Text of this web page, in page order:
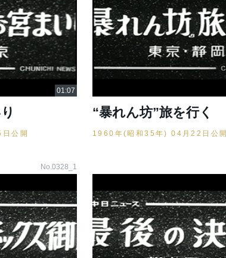
公開
“暴れん坊”旅を行く
1960年(昭和35年) 04月22日公開
No.0328_1